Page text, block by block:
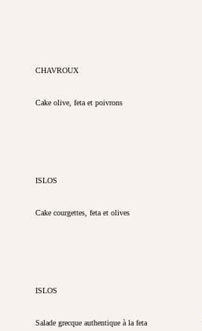
CHAVROUX
Cake olive, feta et poivrons
ISLOS
Cake courgettes, feta et olives
ISLOS
Salade grecque authentique à la feta